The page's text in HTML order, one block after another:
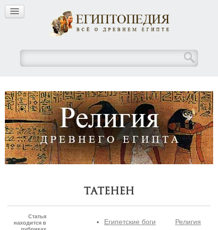
Татенен
Статья
находится в
Религия
Египетские боги